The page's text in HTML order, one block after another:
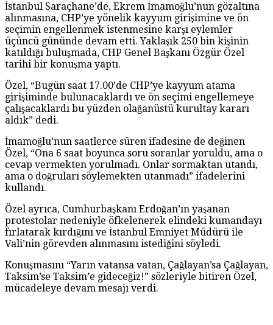
İstanbul Saraçhane’de, Ekrem İmamoğlu’nun gözaltına
alınmasına, CHP’ye yönelik kayyum girişimine ve ön
seçimin engellenmek istenmesine karşı eylemler
üçüncü gününde devam etti. Yaklaşık 250 bin kişinin
katıldığı buluşmada, CHP Genel Başkanı Özgür Özel
tarihi bir konuşma yaptı.
Özel, “Bugün saat 17.00’de CHP’ye kayyum atama
girişiminde bulunacaklardı ve ön seçimi engellemeye
çalışacaklardı bu yüzden olağanüstü kurultay kararı
aldık” dedi.
İmamoğlu’nun saatlerce süren ifadesine de değinen
Özel, “Ona 6 saat boyunca soru soranlar yoruldu, ama o
cevap vermekten yorulmadı. Onlar sormaktan utandı,
ama o doğruları söylemekten utanmadı” ifadelerini
kullandı.
Özel ayrıca, Cumhurbaşkanı Erdoğan’ın yaşanan
protestolar nedeniyle öfkelenerek elindeki kumandayı
fırlatarak kırdığını ve İstanbul Emniyet Müdürü ile
Vali’nin görevden alınmasını istediğini söyledi.
Konuşmasını “Yarın vatansa vatan, Çağlayan’sa Çağlayan,
Taksim’se Taksim’e gideceğiz!” sözleriyle bitiren Özel,
mücadeleye devam mesajı verdi.